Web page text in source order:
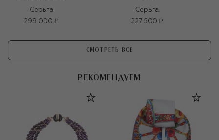
Серьга
299 000 ₽
Серьга
227 500 ₽
СМОТРЕТЬ ВСЕ
РЕКОМЕНДУЕМ